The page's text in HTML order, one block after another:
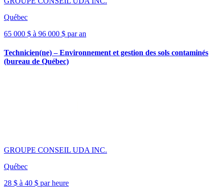
Québec
65 000 $ à 96 000 $ par an
Technicien(ne) – Environnement et gestion des sols contaminés
(bureau de Québec)
GROUPE CONSEIL UDA INC.
Québec
28 $ à 40 $ par heure